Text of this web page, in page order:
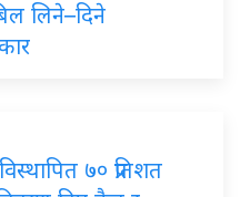
लिने–दिने
७० प्रतिशत